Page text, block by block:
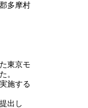
多摩村
東京モ
。
施する
出し